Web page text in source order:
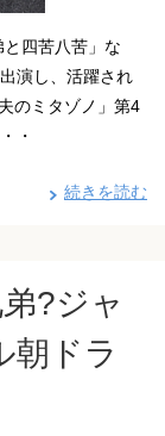
と四苦八苦」な
演し、活躍され
のミタゾノ」第4
・
続きを読む
?ジャ
朝ドラ